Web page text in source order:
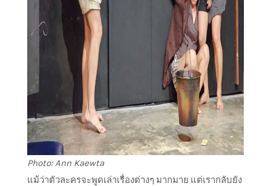
Photo: Ann Kaewta
แม้ว่าตัวละครจะพูดเล่าเรื่องต่างๆ มากมาย แต่เรากลับยัง